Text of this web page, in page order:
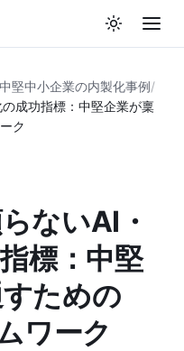
中堅中小企業の内製化事例/
成功指標：中堅企業が稟
ク
ないAI・
標：中堅
ための
ワーク